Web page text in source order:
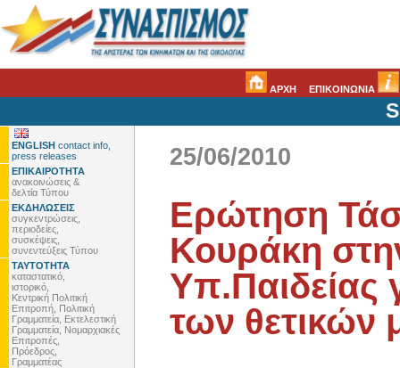
ΑΡΧΗ ΕΠΙΚΟΙΝΩΝΙΑ
ENGLISH contact info,
press releases
ΕΠΙΚΑΙΡΟΤΗΤΑ
ανακοινώσεις &
δελτία Τύπου
ΕΚΔΗΛΩΣΕΙΣ
συγκεντρώσεις,
περιοδείες,
συσκέψεις,
συνεντεύξεις Τύπου
ΤΑΥΤΟΤΗΤΑ
καταστατικό,
ιστορικό,
Κεντρική Πολιτική
Επιτροπή, Πολιτική
Γραμματεία, Εκτελεστική
Γραμματεία, Νομαρχιακές
Επιτροπές,
Πρόεδρος,
Γραμματέας
25/06/2010
Ερώτηση
Κουράκη
Υπ.Παιδείας
των θετικών